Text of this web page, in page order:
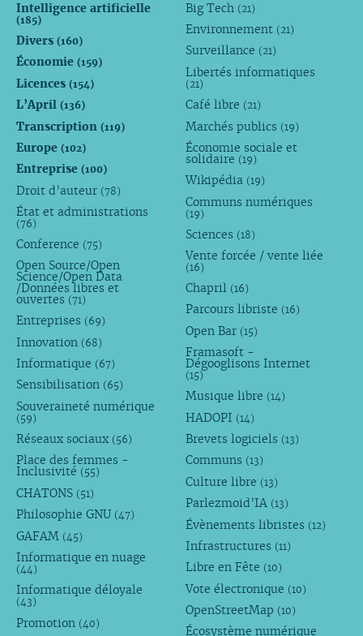
Intelligence artificielle
(185)
Divers (160)
Économie (159)
Licences (154)
L’April (136)
Transcription (119)
Europe (102)
Entreprise (100)
Droit d’auteur (78)
État et administrations
(76)
Conference (75)
Open Source/Open
Science/Open Data
/Données libres et
ouvertes (71)
Entreprises (69)
Innovation (68)
Informatique (67)
Sensibilisation (65)
Souveraineté numérique
(59)
Réseaux sociaux (56)
Place des femmes -
Inclusivité (55)
CHATONS (51)
Philosophie GNU (47)
GAFAM (45)
Informatique en nuage
(44)
Informatique déloyale
(43)
Promotion (40)
Big Tech (21)
Environnement (21)
Surveillance (21)
Libertés informatiques
(21)
Café libre (21)
Marchés publics (19)
Économie sociale et
solidaire (19)
Wikipédia (19)
Communs numériques
(19)
Sciences (18)
Vente forcée / vente liée
(16)
Chapril (16)
Parcours libriste (16)
Open Bar (15)
Framasoft -
Dégooglisons Internet
(15)
Musique libre (14)
HADOPI (14)
Brevets logiciels (13)
Communs (13)
Culture libre (13)
Parlezmoid’IA (13)
Évènements libristes (12)
Infrastructures (11)
Libre en Fête (10)
Vote électronique (10)
OpenStreetMap (10)
Écosystème numérique